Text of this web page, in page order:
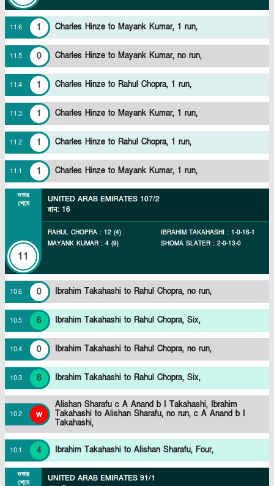
11.6 1 Charles Hinze to Mayank Kumar, 1 run,
11.5 0 Charles Hinze to Mayank Kumar, no run,
11.4 1 Charles Hinze to Rahul Chopra, 1 run,
11.3 1 Charles Hinze to Mayank Kumar, 1 run,
11.2 1 Charles Hinze to Rahul Chopra, 1 run,
11.1 1 Charles Hinze to Mayank Kumar, 1 run,
ওভার
শেষে
11
UNITED ARAB EMIRATES 107/2
রান: 16
RAHUL CHOPRA : 12 (4)
MAYANK KUMAR : 4 (9)
IBRAHIM TAKAHASHI : 1-0-16-1
SHOMA SLATER : 2-0-13-0
10.6 0 Ibrahim Takahashi to Rahul Chopra, no run,
10.5 6 Ibrahim Takahashi to Rahul Chopra, Six,
10.4 0 Ibrahim Takahashi to Rahul Chopra, no run,
10.3 6 Ibrahim Takahashi to Rahul Chopra, Six,
10.2 w
Alishan Sharafu c A Anand b I Takahashi, Ibrahim
Takahashi to Alishan Sharafu, no run, c A Anand b I
Takahashi,
10.1 4 Ibrahim Takahashi to Alishan Sharafu, Four,
ওভার
শেষে
UNITED ARAB EMIRATES 91/1